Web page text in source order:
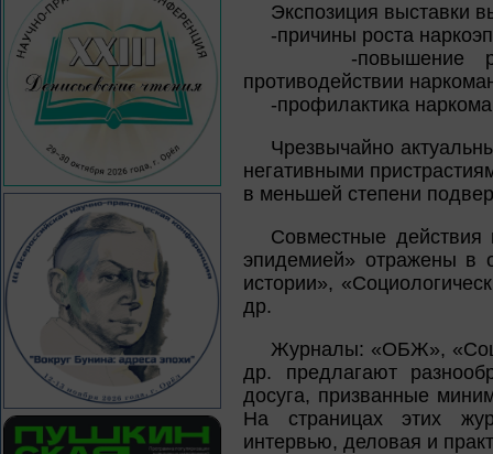
Экспозиция выставки
-причины роста
-повышение роли
противодействии
-профилактика
Чрезвычайно
негативными
в меньшей степени
Совместные действия
эпидемией» отражены в
истории»,
др.
Журналы: «ОБЖ»,
др. предлагают
досуга, призванные
На страницах этих
интервью, деловая и